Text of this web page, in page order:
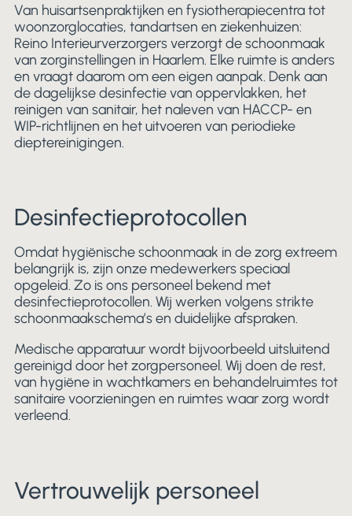
Van huisartsenpraktijken en fysiotherapiecentra tot
woonzorglocaties, tandartsen en ziekenhuizen:
Reino Interieurverzorgers verzorgt de schoonmaak
van zorginstellingen in Haarlem. Elke ruimte is anders
en vraagt daarom om een eigen aanpak. Denk aan
de dagelijkse desinfectie van oppervlakken, het
reinigen van sanitair, het naleven van HACCP- en
WIP-richtlijnen en het uitvoeren van periodieke
dieptereinigingen.
Desinfectieprotocollen
Omdat hygiënische schoonmaak in de zorg extreem
belangrijk is, zijn onze medewerkers speciaal
opgeleid. Zo is ons personeel bekend met
desinfectieprotocollen. Wij werken volgens strikte
schoonmaakschema’s en duidelijke afspraken.
Medische apparatuur wordt bijvoorbeeld uitsluitend
gereinigd door het zorgpersoneel. Wij doen de rest,
van hygiëne in wachtkamers en behandelruimtes tot
sanitaire voorzieningen en ruimtes waar zorg wordt
verleend.
Vertrouwelijk personeel